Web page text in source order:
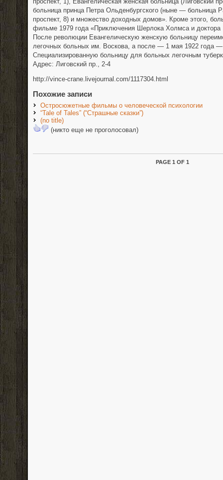
больница принца Петра Ольденбургского (ныне — больница
проспект, 8) и множество доходных домов». Кроме этого,
фильме 1979 года «Приключения Шерлока Холмса и доктора
После революции Евангелическую женскую больницу
легочных больных им. Воскова, а после — 1 мая 1922 года —
Специализированную больницу для больных легочным
Адрес: Лиговский пр., 2-4
http://vince-crane.livejournal.com/1117304.html
Похожие записи
Остросюжетные фильмы о человеческой психологии
“Tale of Tales” (“Страшные сказки”)
(no title)
(никто еще не проголосовал)
PAGE 1 OF 1